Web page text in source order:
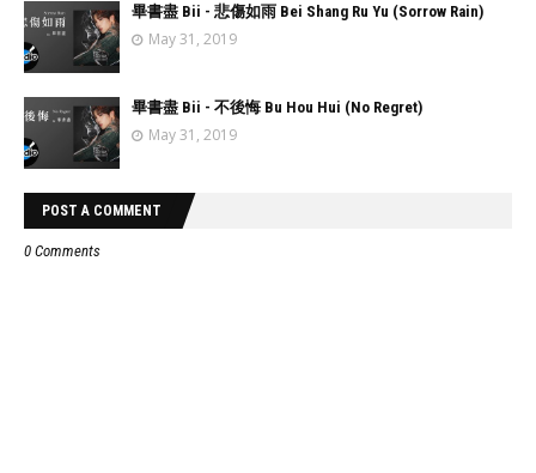
畢書盡 Bii - 悲傷如雨 Bei Shang Ru Yu (Sorrow Rain)
May 31, 2019
畢書盡 Bii - 不後悔 Bu Hou Hui (No Regret)
May 31, 2019
POST A COMMENT
0 Comments